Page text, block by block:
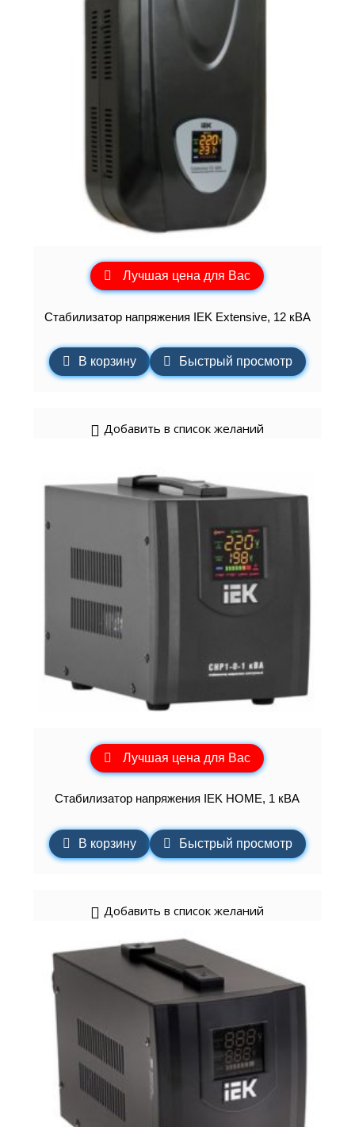
Лучшая цена для Вас
Стабилизатор напряжения IEK Extensive, 12 кВА
В корзину Быстрый просмотр
Добавить в список желаний
Лучшая цена для Вас
Стабилизатор напряжения IEK HOME, 1 кВА
В корзину Быстрый просмотр
Добавить в список желаний